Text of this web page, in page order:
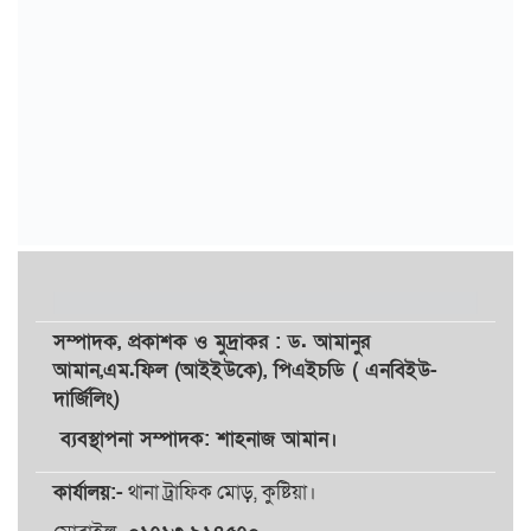
সম্পাদক, প্রকাশকওমুদ্রাকর: ড. আমানুর
আমান,এম.ফিল (আইইউকে), পিএইচডি ( এনবিইউ-
দার্জিলিং)
ব্যবস্থাপনা সম্পাদক: শাহনাজ আমান।
কার্যালয়:-থানা ট্রাফিক মোড়, কুষ্টিয়া।